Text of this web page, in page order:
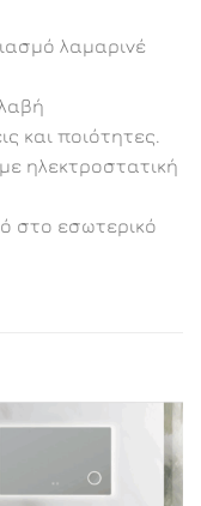
λαμαρινέ
και ποιότητες.
ηλεκτροστατική
στο εσωτερικό